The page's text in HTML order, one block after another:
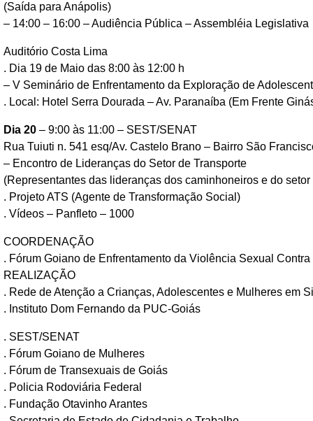
(Saída para Anápolis)
– 14:00 – 16:00 – Audiência Pública – Assembléia Legislativa
Auditório Costa Lima
. Dia 19 de Maio das 8:00 às 12:00 h
– V Seminário de Enfrentamento da Exploração de
. Local: Hotel Serra Dourada – Av. Paranaíba (Em Frente
Dia 20 – 9:00 às 11:00 – SEST/SENAT
Rua Tuiuti n. 541 esq/Av. Castelo Brano – Bairro São
– Encontro de Lideranças do Setor de Transporte
(Representantes das lideranças dos caminhoneiros e do setor
. Projeto ATS (Agente de Transformação Social)
. Vídeos – Panfleto – 1000
COORDENAÇÃO
. Fórum Goiano de Enfrentamento da Violência Sexual
REALIZAÇÃO
. Rede de Atenção a Crianças, Adolescentes e Mulheres em
. Instituto Dom Fernando da PUC-Goiás
. SEST/SENAT
. Fórum Goiano de Mulheres
. Fórum de Transexuais de Goiás
. Policia Rodoviária Federal
. Fundação Otavinho Arantes